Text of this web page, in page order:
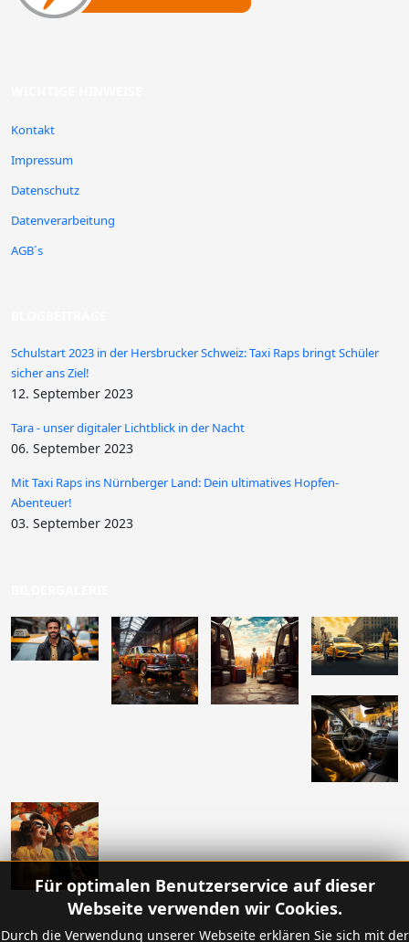
Kontakt
Impressum
Datenschutz
Datenverarbeitung
AGB´s
Schulstart 2023 in der Hersbrucker Schweiz: Taxi Raps bringt Schüler
sicher ans Ziel!
12. September 2023
Tara - unser digitaler Lichtblick in der Nacht
06. September 2023
Mit Taxi Raps ins Nürnberger Land: Dein ultimatives Hopfen-
Abenteuer!
03. September 2023
Für optimalen Benutzerservice auf dieser
Webseite verwenden wir Cookies.
Durch die Verwendung unserer Webseite erklären Sie sich mit der